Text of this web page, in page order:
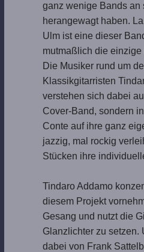
ganz wenige Bands an
herangewagt haben.
Ulm ist eine dieser
mutmaßlich die
Die Musiker rund um
Klassikgitarristen
verstehen sich dabei
Cover-Band, sondern
Conte auf ihre ganz
jazzig, mal rockig
Stücken ihre
Tindaro Addamo
diesem Projekt
Gesang und nutzt die
Glanzlichter zu setzen.
dabei von Frank